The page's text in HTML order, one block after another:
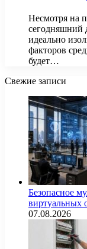
Несмотря на
сегодняшний
идеально
факторов
будет…
Свежие записи
Безопасное
виртуальных
07.08.2026